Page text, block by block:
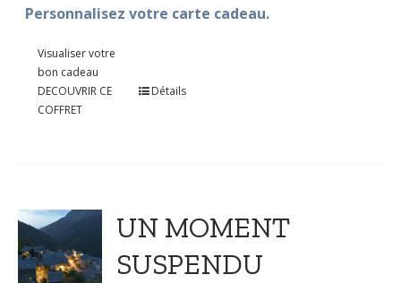
Personnalisez votre carte cadeau.
Visualiser votre
bon cadeau
DECOUVRIR CE
COFFRET
Détails
UN MOMENT
SUSPENDU